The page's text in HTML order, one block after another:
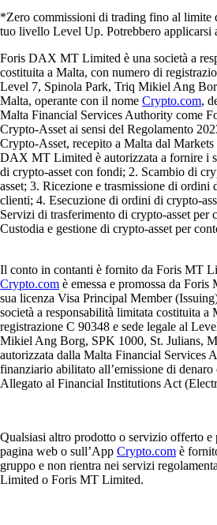
*Zero commissioni di trading fino al limite
tuo livello Level Up. Potrebbero applicarsi
Foris DAX MT Limited è una società a
costituita a Malta, con numero di
Level 7, Spinola Park, Triq Mikiel Ang
Malta, operante con il nome Crypto.com,
Malta Financial Services Authority come
Crypto-Asset ai sensi del Regolamento
Crypto-Asset, recepito a Malta dal
DAX MT Limited è autorizzata a fornire i
di crypto-asset con fondi; 2. Scambio di
asset; 3. Ricezione e trasmissione di ordini
clienti; 4. Esecuzione di ordini di crypto-
Servizi di trasferimento di crypto-asset per
Custodia e gestione di crypto-asset per
Il conto in contanti è fornito da Foris MT
Crypto.com è emessa e promossa da
sua licenza Visa Principal Member
società a responsabilità limitata costituita a
registrazione C 90348 e sede legale al
Mikiel Ang Borg, SPK 1000, St. Julians,
autorizzata dalla Malta Financial Services
finanziario abilitato all’emissione di denaro
Allegato al Financial Institutions Act
Qualsiasi altro prodotto o servizio offerto e
pagina web o sull’App Crypto.com è
gruppo e non rientra nei servizi
Limited o Foris MT Limited.